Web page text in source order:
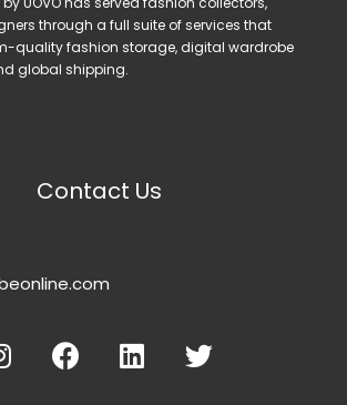
through a full suite of services that
quality fashion storage, digital wardrobe
global shipping.
Contact Us